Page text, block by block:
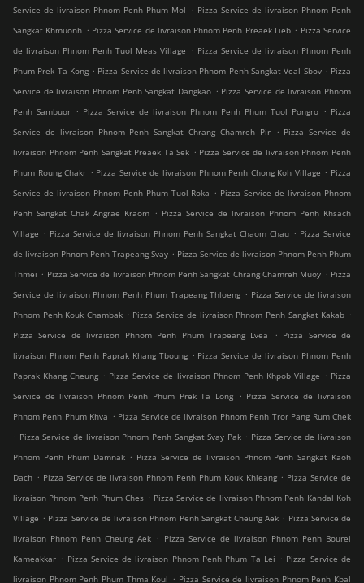
Service de livraison Phnom Penh Phum Mol
. Pizza Service de livraison Phnom Penh
Sangkat Khmuonh . Pizza Service de livraison Phnom Penh Preaek Lieb . Pizza Service
de livraison Phnom Penh Tuol Meas Village
. Pizza Service de livraison Phnom Penh
Phum Prek Ta Kong . Pizza Service de livraison Phnom Penh Sangkat Veal Sbov . Pizza
Service de livraison Phnom Penh Sangkat Dangkao . Pizza Service de livraison Phnom
Penh Sambuor . Pizza Service de livraison Phnom Penh Phum Tuol Pongro . Pizza
Service de livraison Phnom Penh Sangkat Chrang Chamreh Pir
. Pizza Service de
livraison Phnom Penh Sangkat Preaek Ta Sek . Pizza Service de livraison Phnom Penh
Phum Roung Chakr . Pizza Service de livraison Phnom Penh Chong Koh Village . Pizza
Service de livraison Phnom Penh Phum Tuol Roka . Pizza Service de livraison Phnom
Penh Sangkat Chak Angrae Kraom . Pizza Service de livraison Phnom Penh Khsach
Village . Pizza Service de livraison Phnom Penh Sangkat Chaom Chau . Pizza Service
de livraison Phnom Penh Trapeang Svay . Pizza Service de livraison Phnom Penh Phum
Thmei . Pizza Service de livraison Phnom Penh Sangkat Chrang Chamreh Muoy . Pizza
Service de livraison Phnom Penh Phum Trapeang Thloeng . Pizza Service de livraison
Phnom Penh Kouk Chambak . Pizza Service de livraison Phnom Penh Sangkat Kakab .
Pizza Service de livraison Phnom Penh Phum Trapeang Lvea
. Pizza Service de
livraison Phnom Penh Paprak Khang Tboung . Pizza Service de livraison Phnom Penh
Paprak Khang Cheung . Pizza Service de livraison Phnom Penh Khpob Village . Pizza
Service de livraison Phnom Penh Phum Prek Ta Long
. Pizza Service de livraison
Phnom Penh Phum Khva . Pizza Service de livraison Phnom Penh Tror Pang Rum Chek
. Pizza Service de livraison Phnom Penh Sangkat Svay Pak . Pizza Service de livraison
Phnom Penh Phum Damnak . Pizza Service de livraison Phnom Penh Sangkat Kaoh
Dach . Pizza Service de livraison Phnom Penh Phum Kouk Khleang . Pizza Service de
livraison Phnom Penh Phum Ches . Pizza Service de livraison Phnom Penh Kandal Koh
Village . Pizza Service de livraison Phnom Penh Sangkat Cheung Aek . Pizza Service de
livraison Phnom Penh Cheung Aek . Pizza Service de livraison Phnom Penh Bourei
Kameakkar . Pizza Service de livraison Phnom Penh Phum Ta Lei . Pizza Service de
livraison Phnom Penh Phum Thma Koul . Pizza Service de livraison Phnom Penh Kbal